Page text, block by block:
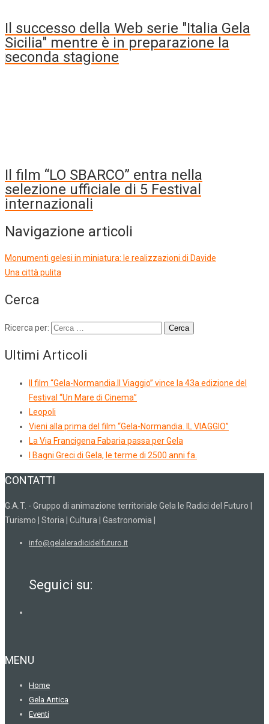
Il successo della Web serie "Italia Gela
Sicilia" mentre è in preparazione la
seconda stagione
Il film “LO SBARCO” entra nella
selezione ufficiale di 5 Festival
internazionali
Navigazione articoli
Monumenti gelesi in miniatura: le realizzazioni di Davide
Una città pulita
Cerca
Ricerca per:
Ultimi Articoli
Il film “Gela-Normandia.Il Viaggio” vince la 43a edizione del
Festival “Un Mare di Cinema”
Leopoli
Vieni alla prima del film “Gela-Normandia. IL VIAGGIO”
La Via Francigena Fabaria passa per Gela
I Bagni Greci di Gela, le terme di 2500 anni fa.
CONTATTI
G.A.T. - Gruppo di animazione territoriale Gela le Radici del Futuro |
Turismo | Storia | Cultura | Gastronomia |
info@gelaleradicidelfuturo.it
Seguici su:
MENU
Home
Gela Antica
Eventi